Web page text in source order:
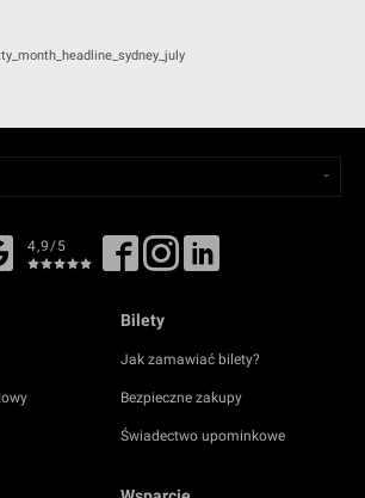
4,9/5
Bilety
Jak zamawiać bilety?
Bezpieczne zakupy
Świadectwo upominkowe